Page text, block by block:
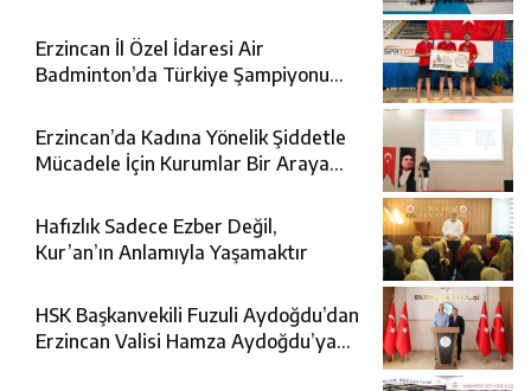
Erzincan İl Özel İdaresi Air
Badminton’da Türkiye Şampiyonu
Erzincan’da Kadına Yönelik Şiddetle
Mücadele İçin Kurumlar Bir Araya
Hafızlık Sadece Ezber Değil,
Kur’an’ın Anlamıyla Yaşamaktır
HSK Başkanvekili Fuzuli Aydoğdu’dan
Erzincan Valisi Hamza Aydoğdu’ya